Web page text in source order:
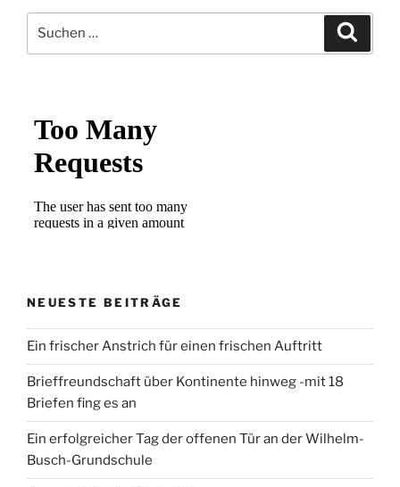
nach:
NEUESTE BEITRÄGE
Ein frischer Anstrich für einen frischen Auftritt
Brieffreundschaft über Kontinente hinweg -mit 18
Briefen fing es an
Ein erfolgreicher Tag der offenen Tür an der Wilhelm-
Busch-Grundschule